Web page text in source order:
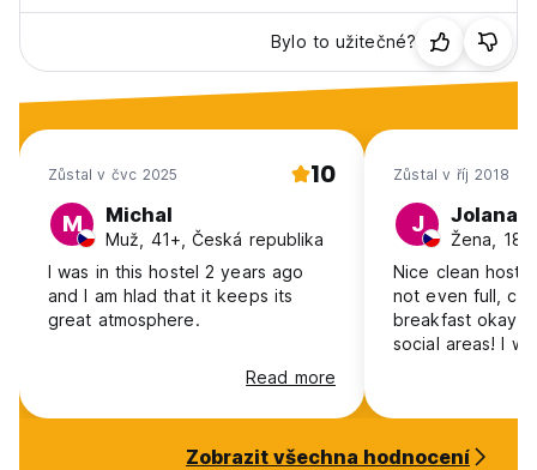
Bylo to užitečné?
Zůstal v čvc 2025 10
M Michal
Muž, 41+, Česká republika
I was in this hostel 2 years ago
and I am hlad that it keeps its
great atmosphere.
Read more
Zůstal v říj 2018
J Jolana
Nice clean
not even full,
breakfast okay.
social areas! I
SS.
Zobrazit všechna hodnocení